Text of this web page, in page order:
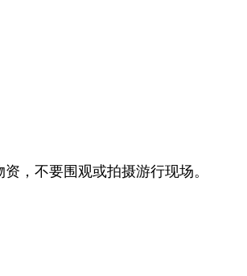
，不要围观或拍摄游行现场。